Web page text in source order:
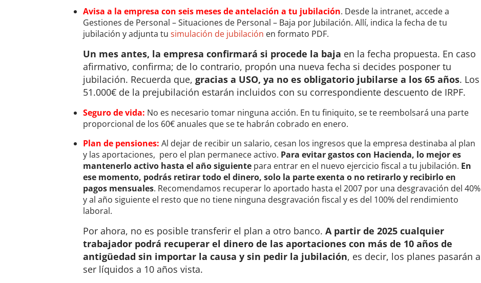
Avisa a la empresa con seis meses de antelación a tu jubilación. Desde la intranet, accede a
Gestiones de Personal – Situaciones de Personal – Baja por Jubilación. Allí, indica la fecha de tu
jubilación y adjunta tu simulación de jubilación en formato PDF.
Un mes antes, la empresa confirmará si procede la baja en la fecha propuesta. En caso
afirmativo, confirma; de lo contrario, propón una nueva fecha si decides posponer tu
jubilación. Recuerda que, gracias a USO, ya no es obligatorio jubilarse a los 65 años. Los
51.000€ de la prejubilación estarán incluidos con su correspondiente descuento de IRPF.
Seguro de vida: No es necesario tomar ninguna acción. En tu finiquito, se te reembolsará una parte
proporcional de los 60€ anuales que se te habrán cobrado en enero.
Plan de pensiones: Al dejar de recibir un salario, cesan los ingresos que la empresa destinaba al plan
y las aportaciones, pero el plan permanece activo. Para evitar gastos con Hacienda, lo mejor es
mantenerlo activo hasta el año siguiente para entrar en el nuevo ejercicio fiscal a tu jubilación. En
ese momento, podrás retirar todo el dinero, solo la parte exenta o no retirarlo y recibirlo en
pagos mensuales. Recomendamos recuperar lo aportado hasta el 2007 por una desgravación del 40%
y al año siguiente el resto que no tiene ninguna desgravación fiscal y es del 100% del rendimiento
laboral.
Por ahora, no es posible transferir el plan a otro banco. A partir de 2025 cualquier
trabajador podrá recuperar el dinero de las aportaciones con más de 10 años de
antigüedad sin importar la causa y sin pedir la jubilación, es decir, los planes pasarán a
ser líquidos a 10 años vista.